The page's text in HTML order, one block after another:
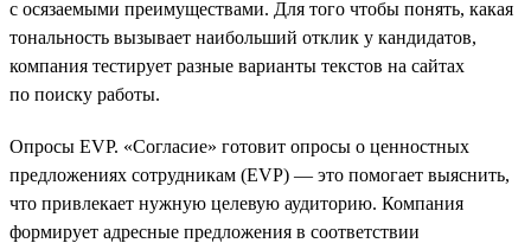
с осязаемыми преимуществами. Для того чтобы понять, какая
тональность вызывает наибольший отклик у кандидатов,
компания тестирует разные варианты текстов на сайтах
по поиску работы.
Опросы EVP. «Согласие» готовит опросы о ценностных
предложениях сотрудникам (EVP) — это помогает выяснить,
что привлекает нужную целевую аудиторию. Компания
формирует адресные предложения в соответствии